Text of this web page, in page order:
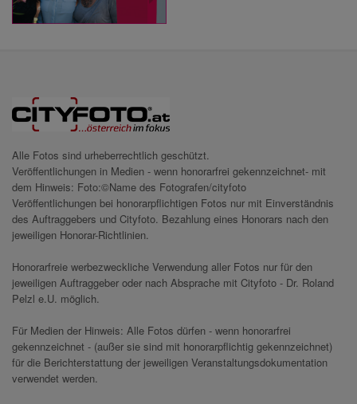
Alle Fotos sind urheberrechtlich geschützt.
Veröffentlichungen in Medien - wenn honorarfrei gekennzeichnet- mit
dem Hinweis: Foto:©Name des Fotografen/cityfoto
Veröffentlichungen bei honorarpflichtigen Fotos nur mit Einverständnis
des Auftraggebers und Cityfoto. Bezahlung eines Honorars nach den
jeweiligen Honorar-Richtlinien.
Honorarfreie werbezweckliche Verwendung aller Fotos nur für den
jeweiligen Auftraggeber oder nach Absprache mit Cityfoto - Dr. Roland
Pelzl e.U. möglich.
Für Medien der Hinweis: Alle Fotos dürfen - wenn honorarfrei
gekennzeichnet - (außer sie sind mit honorarpflichtig gekennzeichnet)
für die Berichterstattung der jeweiligen Veranstaltungsdokumentation
verwendet werden.